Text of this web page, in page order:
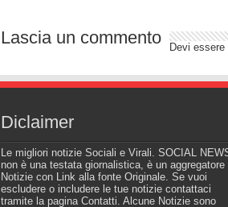
Lascia un commento Devi essere
Diclaimer
Le migliori notizie Sociali e Virali. SOCIAL
non è una testata giornalistica, è un aggregatore
Notizie con Link alla fonte Originale. Se vuoi
escludere o includere le tue notizie contattaci
tramite la pagina Contatti. Alcune Notizie sono